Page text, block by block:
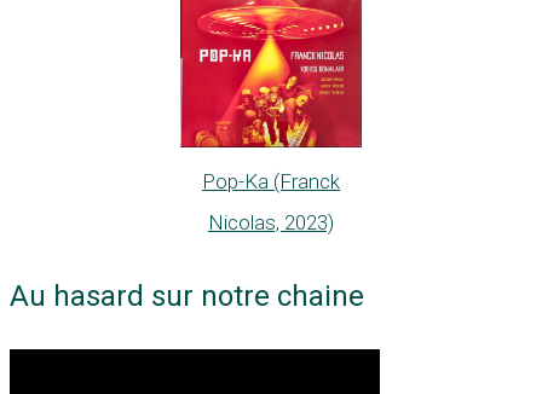
Pop-Ka (Franck
Nicolas, 2023)
Au hasard sur notre chaine